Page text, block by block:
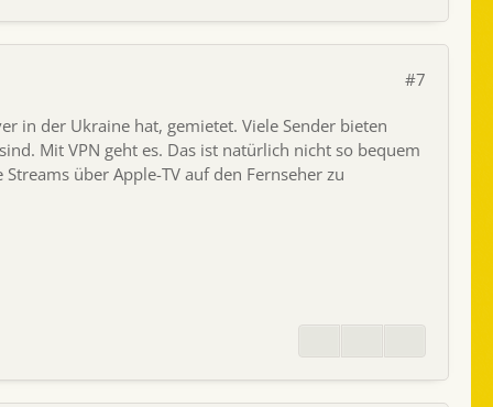
#7
in der Ukraine hat, gemietet. Viele Sender bieten
Mit VPN geht es. Das ist natürlich nicht so bequem
über Apple-TV auf den Fernseher zu